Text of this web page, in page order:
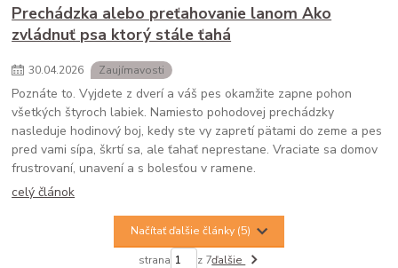
Prechádzka alebo preťahovanie lanom Ako
zvládnuť psa ktorý stále ťahá
30.04.2026 Zaujímavosti
Poznáte to. Vyjdete z dverí a váš pes okamžite zapne pohon
všetkých štyroch labiek. Namiesto pohodovej prechádzky
nasleduje hodinový boj, kedy ste vy zapretí pätami do zeme a pes
pred vami sípa, škrtí sa, ale ťahať neprestane. Vraciate sa domov
frustrovaní, unavení a s bolesťou v ramene.
celý článok
Načítať ďalšie články (5)
strana z 7ďalšie